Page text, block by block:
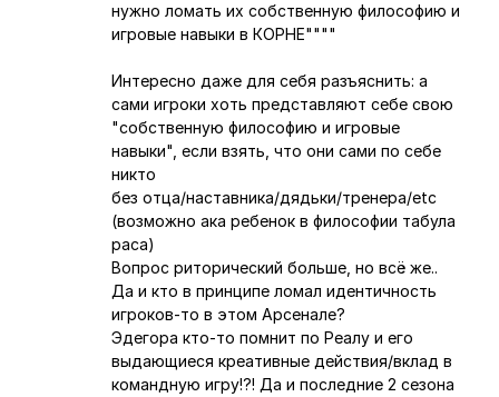
нужно ломать их собственную философию и
игровые навыки в КОРНЕ""""
Интересно даже для себя разъяснить: а
сами игроки хоть представляют себе свою
"собственную философию и игровые
навыки", если взять, что они сами по себе
никто
без отца/наставника/дядьки/тренера/etc
(возможно ака ребенок в философии табула
раса)
Вопрос риторический больше, но всё же..
Да и кто в принципе ломал идентичность
игроков-то в этом Арсенале?
Эдегора кто-то помнит по Реалу и его
выдающиеся креативные действия/вклад в
командную игру!?! Да и последние 2 сезона